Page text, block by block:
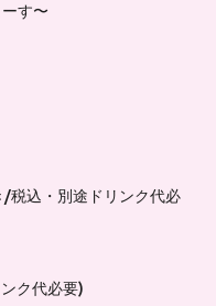
す〜
/税込・別途ドリンク代必
ク代必要)